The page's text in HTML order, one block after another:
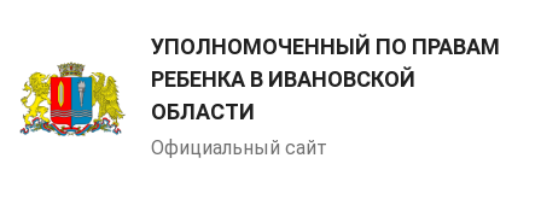
УПОЛНОМОЧЕННЫЙ ПО ПРАВАМ
РЕБЕНКА В ИВАНОВСКОЙ
ОБЛАСТИ
Официальный сайт